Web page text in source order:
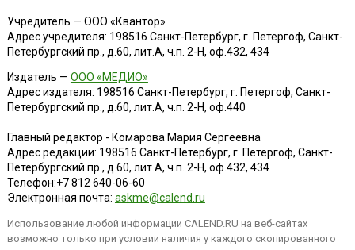
Учредитель — ООО «Квантор»
Адрес учредителя: 198516 Санкт-Петербург, г. Петергоф, Санкт-
Петербургский пр., д.60, лит.А, ч.п. 2-Н, оф.432, 434
Издатель — ООО «МЕДИО»
Адрес издателя: 198516 Санкт-Петербург, г. Петергоф, Санкт-
Петербургский пр., д.60, лит.А, ч.п. 2-Н, оф.440
Главный редактор - Комарова Мария Сергеевна
Адрес редакции: 198516 Санкт-Петербург, г. Петергоф, Санкт-
Петербургский пр., д.60, лит.А, ч.п. 2-Н, оф.432, 434
Телефон:+7 812 640-06-60
Электронная почта: askme@calend.ru
Использование любой информации CALEND.RU на веб-сайтах
возможно только при условии наличия у каждого скопированного